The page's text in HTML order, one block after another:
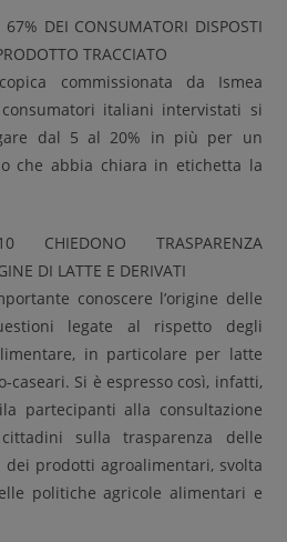
67% DEI CONSUMATORI DISPOSTI
TRACCIATO
commissionata da Ismea
italiani intervistati si
dal 5 al 20% in più per un
che abbia chiara in etichetta la
TRASPARENZA
DI LATTE E DERIVATI
conoscere l’origine delle
legate al rispetto degli
in particolare per latte
Si è espresso così, infatti,
partecipanti alla consultazione
sulla trasparenza delle
prodotti agroalimentari, svolta
politiche agricole alimentari e